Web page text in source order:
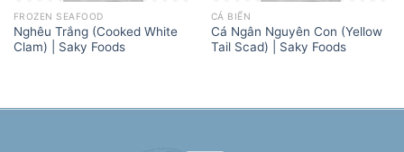
FROZEN SEAFOOD
Nghêu Trắng (Cooked White
Clam) | Saky Foods
CÁ BIỂN
Cá Ngân Nguyên Con (Yellow
Tail Scad) | Saky Foods